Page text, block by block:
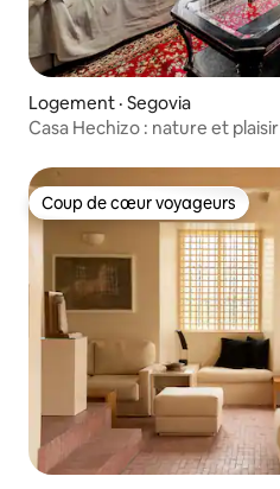
Logement · Segovia
Casa Hechizo : nature et plaisir
Coup de cœur voyageurs
Coup de cœur voyageurs